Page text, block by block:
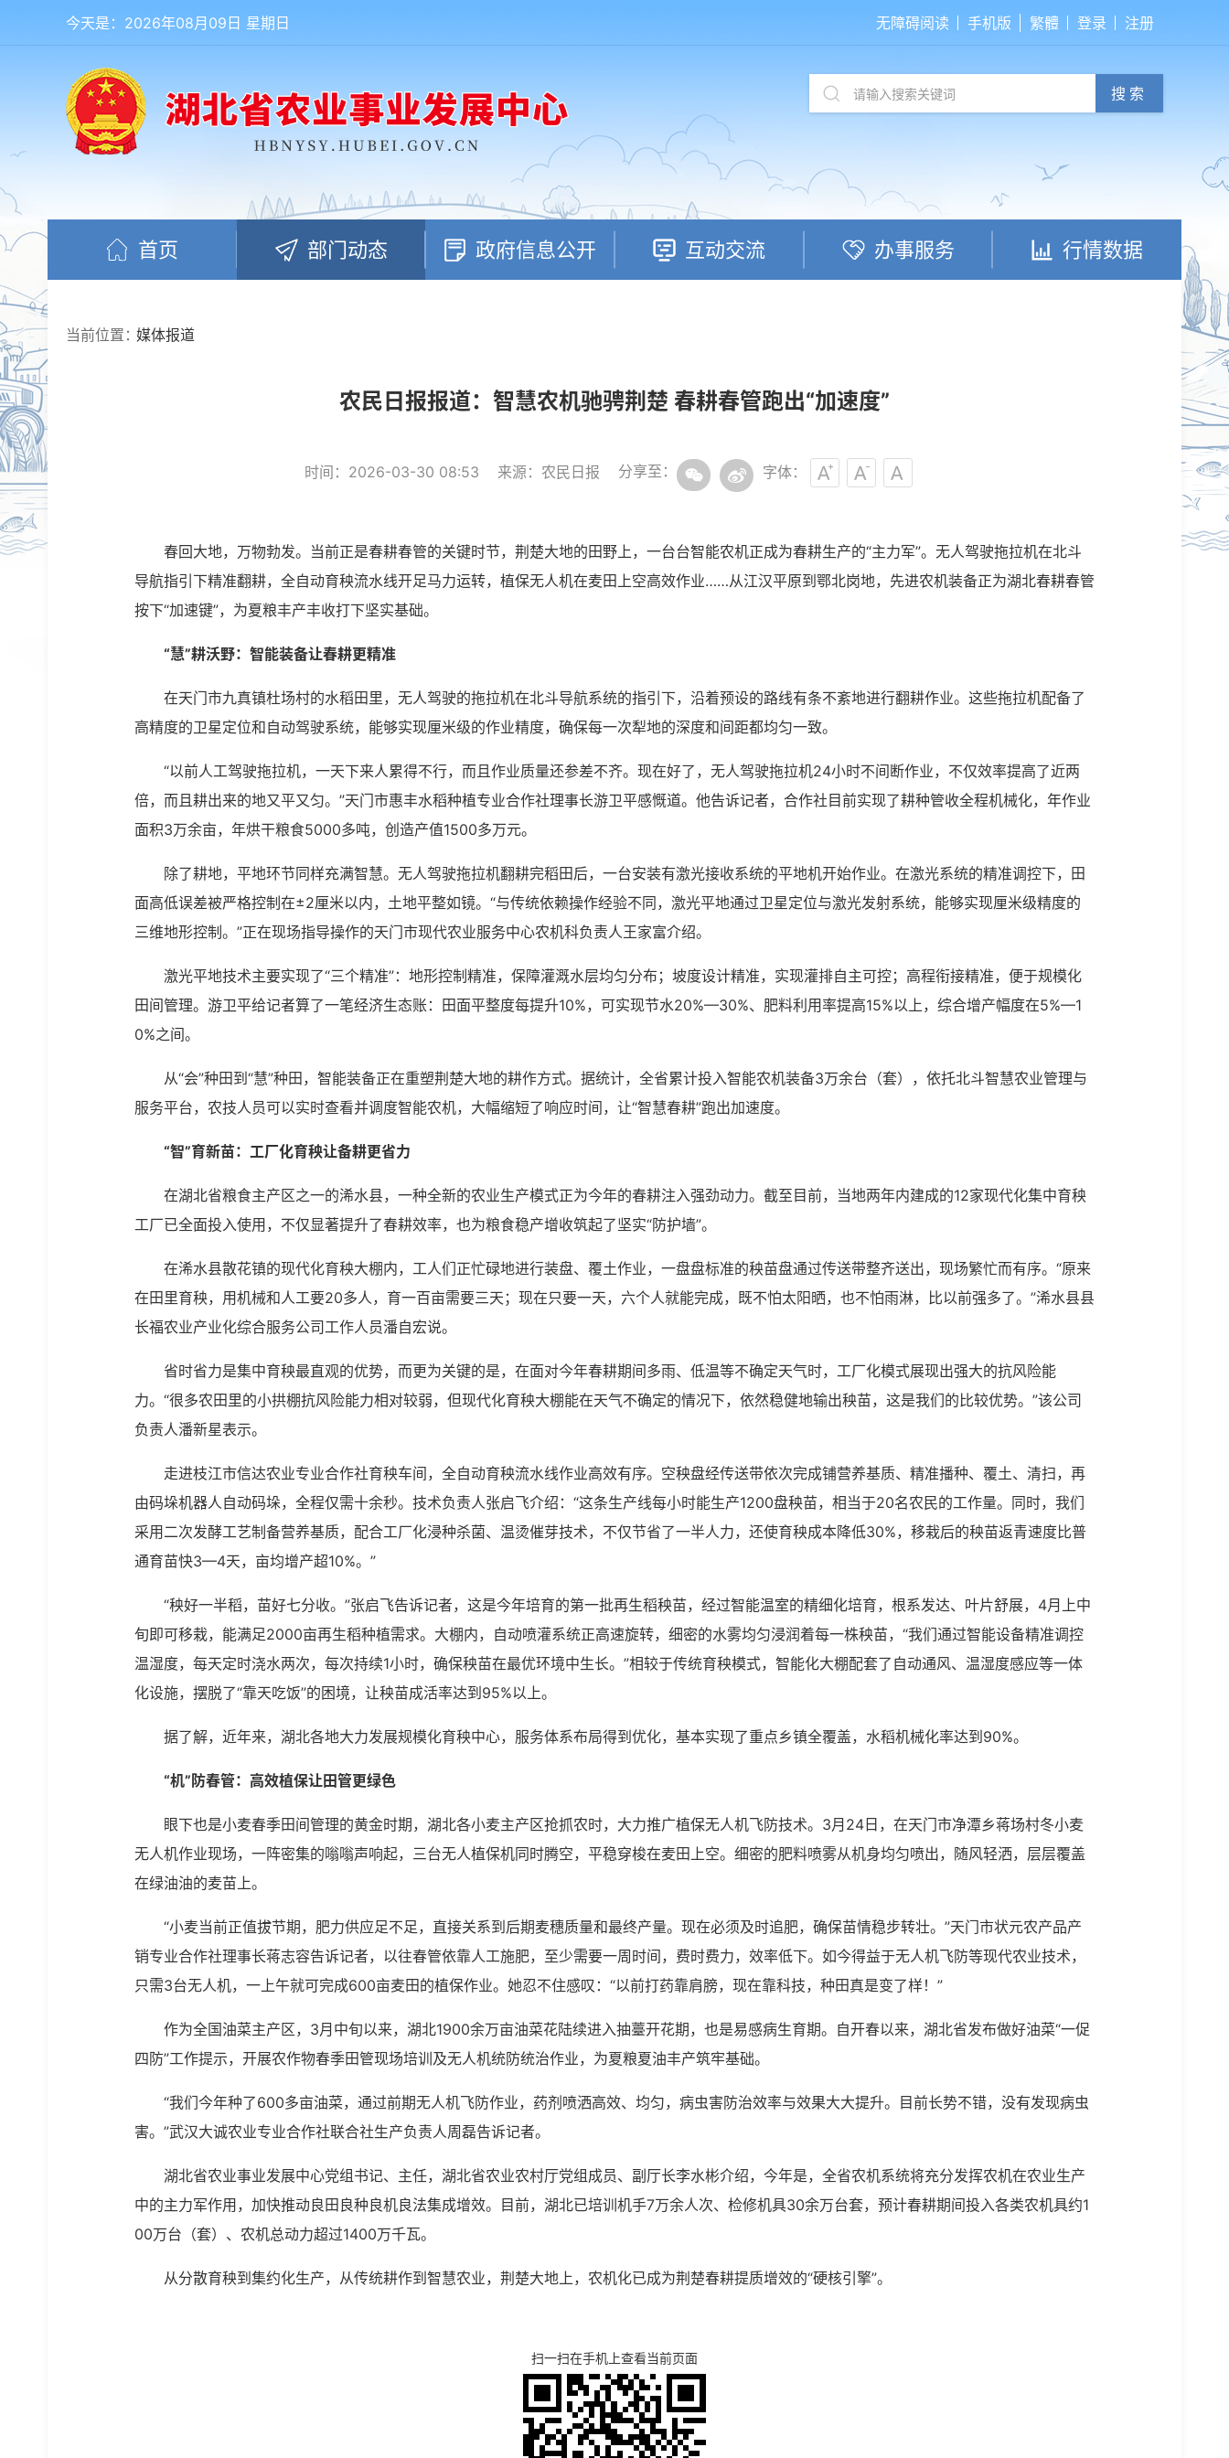
今天是：2026年08月09日 星期日 无障碍阅读 手机版 繁體 登录 注册
搜索
首页 部门动态 政府信息公开 互动交流 办事服务 行情数据
当前位置：媒体报道
农民日报报道：智慧农机驰骋荆楚 春耕春管跑出“加速度”
时间：2026-03-30 08:53 来源：农民日报 分享至： 字体：
春回大地，万物勃发。当前正是春耕春管的关键时节，荆楚大地的田野上，一台台智能农机正成为春耕生产的“主力军”。无人驾驶拖拉机在北斗
导航指引下精准翻耕，全自动育秧流水线开足马力运转，植保无人机在麦田上空高效作业……从江汉平原到鄂北岗地，先进农机装备正为湖北春耕春管
按下“加速键”，为夏粮丰产丰收打下坚实基础。
“慧”耕沃野：智能装备让春耕更精准
在天门市九真镇杜场村的水稻田里，无人驾驶的拖拉机在北斗导航系统的指引下，沿着预设的路线有条不紊地进行翻耕作业。这些拖拉机配备了
高精度的卫星定位和自动驾驶系统，能够实现厘米级的作业精度，确保每一次犁地的深度和间距都均匀一致。
“以前人工驾驶拖拉机，一天下来人累得不行，而且作业质量还参差不齐。现在好了，无人驾驶拖拉机24小时不间断作业，不仅效率提高了近两
倍，而且耕出来的地又平又匀。”天门市惠丰水稻种植专业合作社理事长游卫平感慨道。他告诉记者，合作社目前实现了耕种管收全程机械化，年作业
面积3万余亩，年烘干粮食5000多吨，创造产值1500多万元。
除了耕地，平地环节同样充满智慧。无人驾驶拖拉机翻耕完稻田后，一台安装有激光接收系统的平地机开始作业。在激光系统的精准调控下，田
面高低误差被严格控制在±2厘米以内，土地平整如镜。“与传统依赖操作经验不同，激光平地通过卫星定位与激光发射系统，能够实现厘米级精度的
三维地形控制。”正在现场指导操作的天门市现代农业服务中心农机科负责人王家富介绍。
激光平地技术主要实现了“三个精准”：地形控制精准，保障灌溉水层均匀分布；坡度设计精准，实现灌排自主可控；高程衔接精准，便于规模化
田间管理。游卫平给记者算了一笔经济生态账：田面平整度每提升10%，可实现节水20%—30%、肥料利用率提高15%以上，综合增产幅度在5%—1
0%之间。
从“会”种田到“慧”种田，智能装备正在重塑荆楚大地的耕作方式。据统计，全省累计投入智能农机装备3万余台（套），依托北斗智慧农业管理与
服务平台，农技人员可以实时查看并调度智能农机，大幅缩短了响应时间，让“智慧春耕”跑出加速度。
“智”育新苗：工厂化育秧让备耕更省力
在湖北省粮食主产区之一的浠水县，一种全新的农业生产模式正为今年的春耕注入强劲动力。截至目前，当地两年内建成的12家现代化集中育秧
工厂已全面投入使用，不仅显著提升了春耕效率，也为粮食稳产增收筑起了坚实“防护墙”。
在浠水县散花镇的现代化育秧大棚内，工人们正忙碌地进行装盘、覆土作业，一盘盘标准的秧苗盘通过传送带整齐送出，现场繁忙而有序。“原来
在田里育秧，用机械和人工要20多人，育一百亩需要三天；现在只要一天，六个人就能完成，既不怕太阳晒，也不怕雨淋，比以前强多了。”浠水县县
长福农业产业化综合服务公司工作人员潘自宏说。
省时省力是集中育秧最直观的优势，而更为关键的是，在面对今年春耕期间多雨、低温等不确定天气时，工厂化模式展现出强大的抗风险能
力。“很多农田里的小拱棚抗风险能力相对较弱，但现代化育秧大棚能在天气不确定的情况下，依然稳健地输出秧苗，这是我们的比较优势。”该公司
负责人潘新星表示。
走进枝江市信达农业专业合作社育秧车间，全自动育秧流水线作业高效有序。空秧盘经传送带依次完成铺营养基质、精准播种、覆土、清扫，再
由码垛机器人自动码垛，全程仅需十余秒。技术负责人张启飞介绍：“这条生产线每小时能生产1200盘秧苗，相当于20名农民的工作量。同时，我们
采用二次发酵工艺制备营养基质，配合工厂化浸种杀菌、温烫催芽技术，不仅节省了一半人力，还使育秧成本降低30%，移栽后的秧苗返青速度比普
通育苗快3—4天，亩均增产超10%。”
“秧好一半稻，苗好七分收。”张启飞告诉记者，这是今年培育的第一批再生稻秧苗，经过智能温室的精细化培育，根系发达、叶片舒展，4月上中
旬即可移栽，能满足2000亩再生稻种植需求。大棚内，自动喷灌系统正高速旋转，细密的水雾均匀浸润着每一株秧苗，“我们通过智能设备精准调控
温湿度，每天定时浇水两次，每次持续1小时，确保秧苗在最优环境中生长。”相较于传统育秧模式，智能化大棚配套了自动通风、温湿度感应等一体
化设施，摆脱了“靠天吃饭”的困境，让秧苗成活率达到95%以上。
据了解，近年来，湖北各地大力发展规模化育秧中心，服务体系布局得到优化，基本实现了重点乡镇全覆盖，水稻机械化率达到90%。
“机”防春管：高效植保让田管更绿色
眼下也是小麦春季田间管理的黄金时期，湖北各小麦主产区抢抓农时，大力推广植保无人机飞防技术。3月24日，在天门市净潭乡蒋场村冬小麦
无人机作业现场，一阵密集的嗡嗡声响起，三台无人植保机同时腾空，平稳穿梭在麦田上空。细密的肥料喷雾从机身均匀喷出，随风轻洒，层层覆盖
在绿油油的麦苗上。
“小麦当前正值拔节期，肥力供应足不足，直接关系到后期麦穗质量和最终产量。现在必须及时追肥，确保苗情稳步转壮。”天门市状元农产品产
销专业合作社理事长蒋志容告诉记者，以往春管依靠人工施肥，至少需要一周时间，费时费力，效率低下。如今得益于无人机飞防等现代农业技术，
只需3台无人机，一上午就可完成600亩麦田的植保作业。她忍不住感叹：“以前打药靠肩膀，现在靠科技，种田真是变了样！”
作为全国油菜主产区，3月中旬以来，湖北1900余万亩油菜花陆续进入抽薹开花期，也是易感病生育期。自开春以来，湖北省发布做好油菜“一促
四防”工作提示，开展农作物春季田管现场培训及无人机统防统治作业，为夏粮夏油丰产筑牢基础。
“我们今年种了600多亩油菜，通过前期无人机飞防作业，药剂喷洒高效、均匀，病虫害防治效率与效果大大提升。目前长势不错，没有发现病虫
害。”武汉大诚农业专业合作社联合社生产负责人周磊告诉记者。
湖北省农业事业发展中心党组书记、主任，湖北省农业农村厅党组成员、副厅长李水彬介绍，今年是，全省农机系统将充分发挥农机在农业生产
中的主力军作用，加快推动良田良种良机良法集成增效。目前，湖北已培训机手7万余人次、检修机具30余万台套，预计春耕期间投入各类农机具约1
00万台（套）、农机总动力超过1400万千瓦。
从分散育秧到集约化生产，从传统耕作到智慧农业，荆楚大地上，农机化已成为荆楚春耕提质增效的“硬核引擎”。
扫一扫在手机上查看当前页面